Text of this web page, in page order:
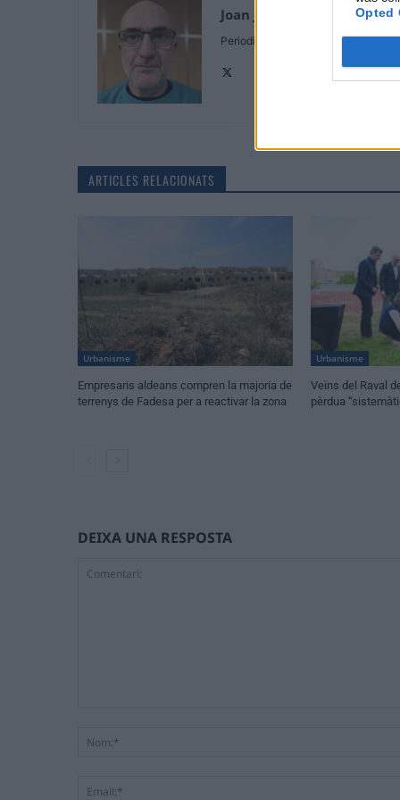
Opted
Joan Josep Carot
Periodista
ARTICLES RELACIONATS
Urbanisme
Empresaris aldeans compren la majoria de
terrenys de Fadesa per a reactivar la zona
Urbanisme
Veïns del Raval
pèrdua
DEIXA UNA RESPOSTA